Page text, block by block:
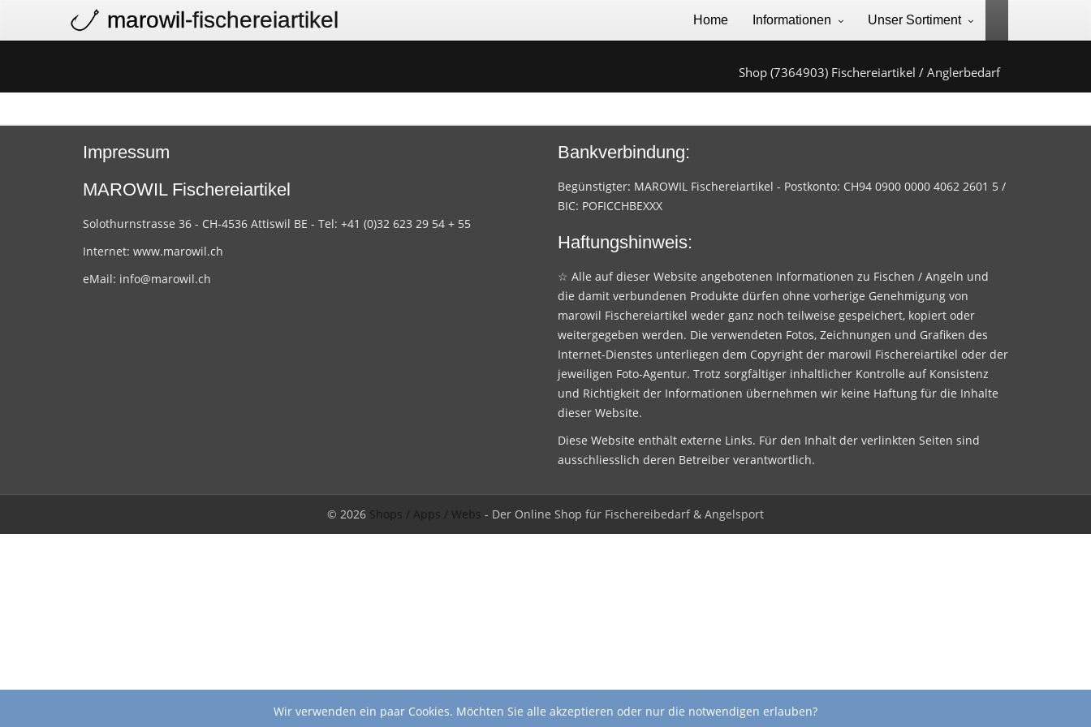
marowil-fischereiartikel Home Informationen Unser Sortiment
Shop (7364903) Fischereiartikel / Anglerbedarf
Impressum
MAROWIL Fischereiartikel
Solothurnstrasse 36 - CH-4536 Attiswil BE - Tel: +41 (0)32 623 29 54 + 55
Internet: www.marowil.ch
eMail: info@marowil.ch
Bankverbindung:
Begünstigter: MAROWIL Fischereiartikel - Postkonto: CH94 0900 0000 4062 2601 5 /
BIC: POFICCHBEXXX
Haftungshinweis:
☆ Alle auf dieser Website angebotenen Informationen zu Fischen / Angeln und
die damit verbundenen Produkte dürfen ohne vorherige Genehmigung von
marowil Fischereiartikel weder ganz noch teilweise gespeichert, kopiert oder
weitergegeben werden. Die verwendeten Fotos, Zeichnungen und Grafiken des
Internet-Dienstes unterliegen dem Copyright der marowil Fischereiartikel oder der
jeweiligen Foto-Agentur. Trotz sorgfältiger inhaltlicher Kontrolle auf Konsistenz
und Richtigkeit der Informationen übernehmen wir keine Haftung für die Inhalte
dieser Website.
Diese Website enthält externe Links. Für den Inhalt der verlinkten Seiten sind
ausschliesslich deren Betreiber verantwortlich.
© 2026 Shops / Apps / Webs - Der Online Shop für Fischereibedarf & Angelsport
Wir verwenden ein paar Cookies. Möchten Sie alle akzeptieren oder nur die notwendigen erlauben?